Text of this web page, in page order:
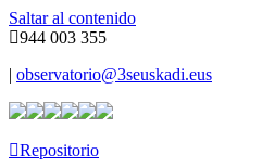
Saltar al contenido
944 003 355
| observatorio@3seuskadi.eus
Repositorio